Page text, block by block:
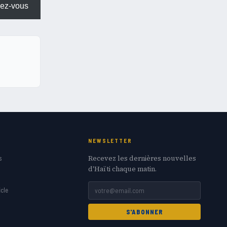
vous
NEWSLETTER
Recevez les dernières nouvelles
d'Haïti chaque matin.
S'ABONNER